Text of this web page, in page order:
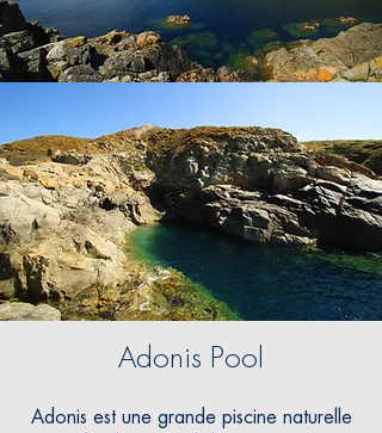
Adonis Pool
Adonis est une grande piscine naturelle